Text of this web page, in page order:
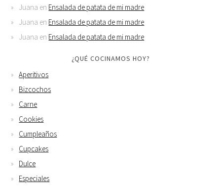
Juana en Ensalada de patata de mi madre
Juana en Ensalada de patata de mi madre
Juana en Ensalada de patata de mi madre
¿QUÉ COCINAMOS HOY?
Aperitivos
Bizcochos
Carne
Cookies
Cumpleaños
Cupcakes
Dulce
Especiales